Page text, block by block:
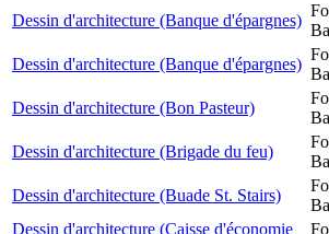
Dessin d'architecture (Banque d'épargnes)
Dessin d'architecture (Banque d'épargnes)
Dessin d'architecture (Bon Pasteur)
Dessin d'architecture (Brigade du feu)
Dessin d'architecture (Buade St. Stairs)
Dessin d'architecture (Caisse d'économie